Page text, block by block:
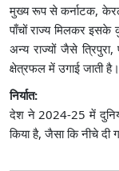
मुख्य रूप से कर्नाटक,
पाँचों राज्य मिलकर
अन्य राज्यों जैसे
क्षेत्रफल में उगाई जाती है।
निर्यात:
देश ने 2024-25 में
किया है, जैसा कि नीचे दी